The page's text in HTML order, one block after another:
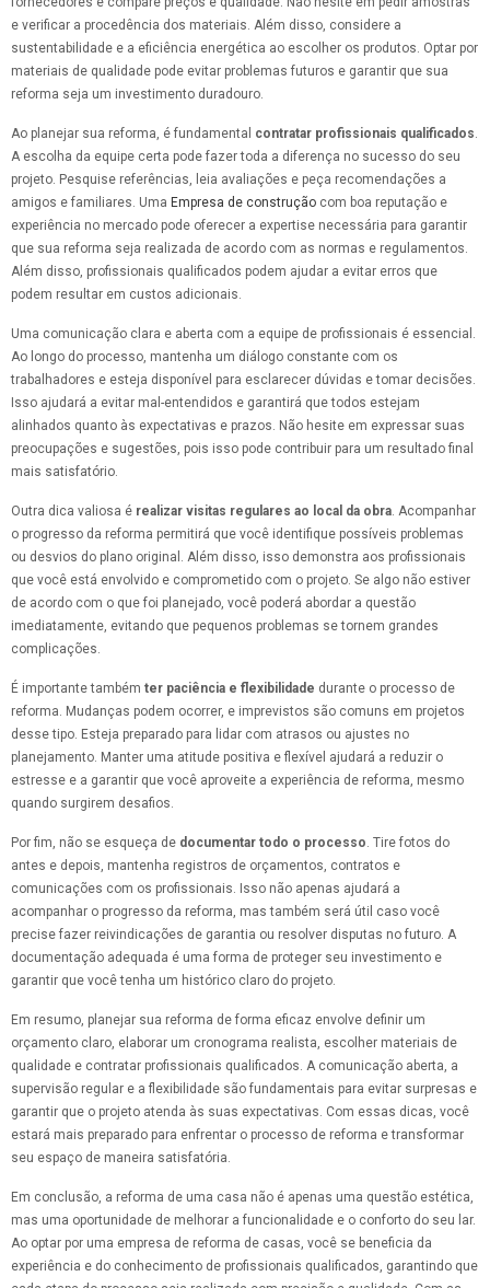
e verificar a procedência dos materiais. Além disso, considere a
sustentabilidade e a eficiência energética ao escolher os produtos. Optar por
materiais de qualidade pode evitar problemas futuros e garantir que sua
reforma seja um investimento duradouro.
Ao planejar sua reforma, é fundamental contratar profissionais qualificados.
A escolha da equipe certa pode fazer toda a diferença no sucesso do seu
projeto. Pesquise referências, leia avaliações e peça recomendações a
amigos e familiares. Uma Empresa de construção com boa reputação e
experiência no mercado pode oferecer a expertise necessária para garantir
que sua reforma seja realizada de acordo com as normas e regulamentos.
Além disso, profissionais qualificados podem ajudar a evitar erros que
podem resultar em custos adicionais.
Uma comunicação clara e aberta com a equipe de profissionais é essencial.
Ao longo do processo, mantenha um diálogo constante com os
trabalhadores e esteja disponível para esclarecer dúvidas e tomar decisões.
Isso ajudará a evitar mal-entendidos e garantirá que todos estejam
alinhados quanto às expectativas e prazos. Não hesite em expressar suas
preocupações e sugestões, pois isso pode contribuir para um resultado final
mais satisfatório.
Outra dica valiosa é realizar visitas regulares ao local da obra. Acompanhar
o progresso da reforma permitirá que você identifique possíveis problemas
ou desvios do plano original. Além disso, isso demonstra aos profissionais
que você está envolvido e comprometido com o projeto. Se algo não estiver
de acordo com o que foi planejado, você poderá abordar a questão
imediatamente, evitando que pequenos problemas se tornem grandes
complicações.
É importante também ter paciência e flexibilidade durante o processo de
reforma. Mudanças podem ocorrer, e imprevistos são comuns em projetos
desse tipo. Esteja preparado para lidar com atrasos ou ajustes no
planejamento. Manter uma atitude positiva e flexível ajudará a reduzir o
estresse e a garantir que você aproveite a experiência de reforma, mesmo
quando surgirem desafios.
Por fim, não se esqueça de documentar todo o processo. Tire fotos do
antes e depois, mantenha registros de orçamentos, contratos e
comunicações com os profissionais. Isso não apenas ajudará a
acompanhar o progresso da reforma, mas também será útil caso você
precise fazer reivindicações de garantia ou resolver disputas no futuro. A
documentação adequada é uma forma de proteger seu investimento e
garantir que você tenha um histórico claro do projeto.
Em resumo, planejar sua reforma de forma eficaz envolve definir um
orçamento claro, elaborar um cronograma realista, escolher materiais de
qualidade e contratar profissionais qualificados. A comunicação aberta, a
supervisão regular e a flexibilidade são fundamentais para evitar surpresas e
garantir que o projeto atenda às suas expectativas. Com essas dicas, você
estará mais preparado para enfrentar o processo de reforma e transformar
seu espaço de maneira satisfatória.
Em conclusão, a reforma de uma casa não é apenas uma questão estética,
mas uma oportunidade de melhorar a funcionalidade e o conforto do seu lar.
Ao optar por uma empresa de reforma de casas, você se beneficia da
experiência e do conhecimento de profissionais qualificados, garantindo que